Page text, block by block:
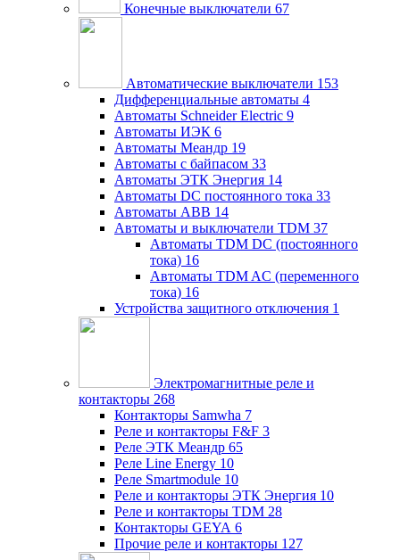
Конечные выключатели 67
Автоматические выключатели 153
Дифференциальные автоматы 4
Автоматы Schneider Electric 9
Автоматы ИЭК 6
Автоматы Меандр 19
Автоматы с байпасом 33
Автоматы ЭТК Энергия 14
Автоматы DC постоянного тока 33
Автоматы ABB 14
Автоматы и выключатели TDM 37
Автоматы TDM DC (постоянного
тока) 16
Автоматы TDM AC (переменного
тока) 16
Устройства защитного отключения 1
Электромагнитные реле и
контакторы 268
Контакторы Samwha 7
Реле и контакторы F&F 3
Реле ЭТК Меандр 65
Реле Line Energy 10
Реле Smartmodule 10
Реле и контакторы ЭТК Энергия 10
Реле и контакторы TDM 28
Контакторы GEYA 6
Прочие реле и контакторы 127